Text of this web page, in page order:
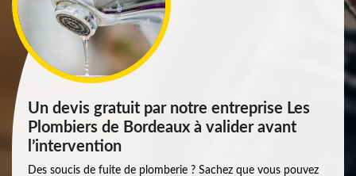
Un devis gratuit par notre entreprise Les
Plombiers de Bordeaux à valider avant
l’intervention
Des soucis de fuite de plomberie ? Sachez que vous pouvez